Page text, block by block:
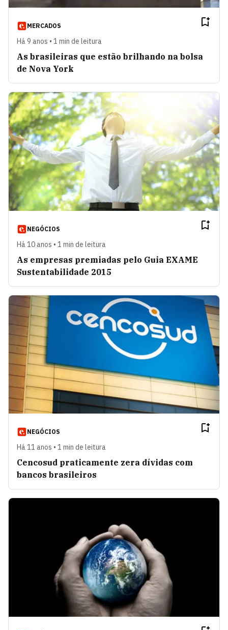
MERCADOS
Há 9 anos • 1 min de leitura
As brasileiras que estão brilhando na bolsa
de Nova York
NEGÓCIOS
Há 10 anos • 1 min de leitura
As empresas premiadas pelo Guia EXAME
Sustentabilidade 2015
NEGÓCIOS
Há 11 anos • 1 min de leitura
Cencosud praticamente zera dívidas com
bancos brasileiros